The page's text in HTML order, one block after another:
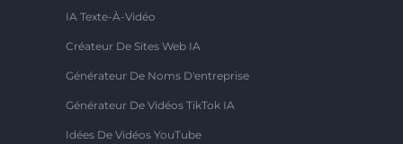
IA Texte-À-Vidéo
Créateur De Sites Web IA
Générateur De Noms D'entreprise
Générateur De Vidéos TikTok IA
Idées De Vidéos YouTube